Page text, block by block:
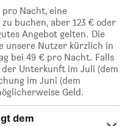
Nacht, eine
buchen, aber 123 € oder
Angebot gelten. Die
unsere Nutzer kürzlich in
bei 49 € pro Nacht. Falls
Unterkunft im Juli (dem
im Juni (dem
Geld.
dem